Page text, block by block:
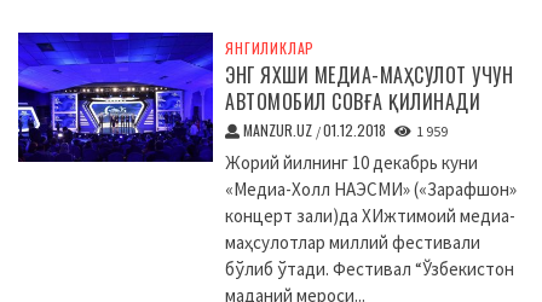
ЯНГИЛИКЛАР
ЭНГ ЯХШИ МЕДИА-МАҲСУЛОТ УЧУН
АВТОМОБИЛ СОВҒА ҚИЛИНАДИ
MANZUR.UZ /01.12.2018 1 959
Жорий йилнинг 10 декабрь куни
«Медиа-Холл НАЭСМИ» («Зарафшон»
концерт зали)да XИжтимоий медиа-
маҳсулотлар миллий фестивали
бўлиб ўтади. Фестивал “Ўзбекистон
маданий мероси...